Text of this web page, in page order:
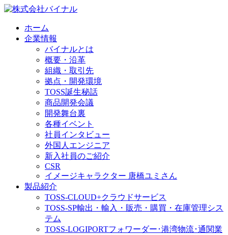
ホーム
企業情報
バイナルとは
概要・沿革
組織・取引先
拠点・開発環境
TOSS誕生秘話
商品開発会議
開発舞台裏
各種イベント
社員インタビュー
外国人エンジニア
新入社員のご紹介
CSR
イメージキャラクター 唐橋ユミさん
製品紹介
TOSS-CLOUD+クラウドサービス
TOSS-SP輸出・輸入・販売・購買・在庫管理シス
テム
TOSS-LOGIPORTフォワーダー･港湾物流･通関業